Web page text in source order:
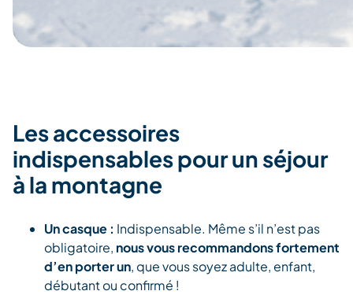
Les accessoires
indispensables pour un séjour
à la montagne
Un casque : Indispensable. Même s’il n’est pas
obligatoire, nous vous recommandons fortement
d’en porter un, que vous soyez adulte, enfant,
débutant ou confirmé !